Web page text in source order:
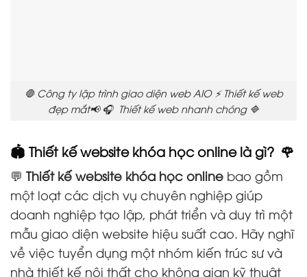
🛑 Công ty lập trình giao diện web AIO ⚡ Thiết kế web
đẹp mắt📢 🎧 Thiết kế web nhanh chóng 🔷
🏟️ Thiết kế website khóa học online là gì? 🌹
💬 Thiết kế website khóa học online bao gồm
một loạt các dịch vụ chuyên nghiệp giúp
doanh nghiệp tạo lập, phát triển và duy trì một
mẫu giao diện website hiệu suất cao. Hãy nghĩ
về việc tuyển dụng một nhóm kiến trúc sư và
nhà thiết kế nội thất cho không gian kỹ thuật